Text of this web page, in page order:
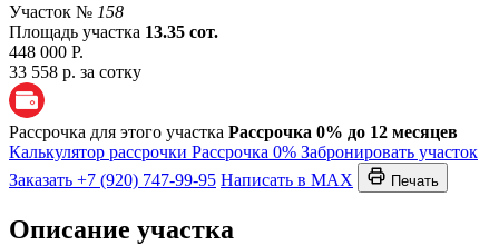
Участок № 158
Площадь участка 13.35 сот.
448 000 Р.
33 558 р. за сотку
Рассрочка для этого участка Рассрочка 0% до 12 месяцев
Калькулятор рассрочки Рассрочка 0% Забронировать участок
Заказать +7 (920) 747-99-95 Написать в MAX Печать
Описание участка